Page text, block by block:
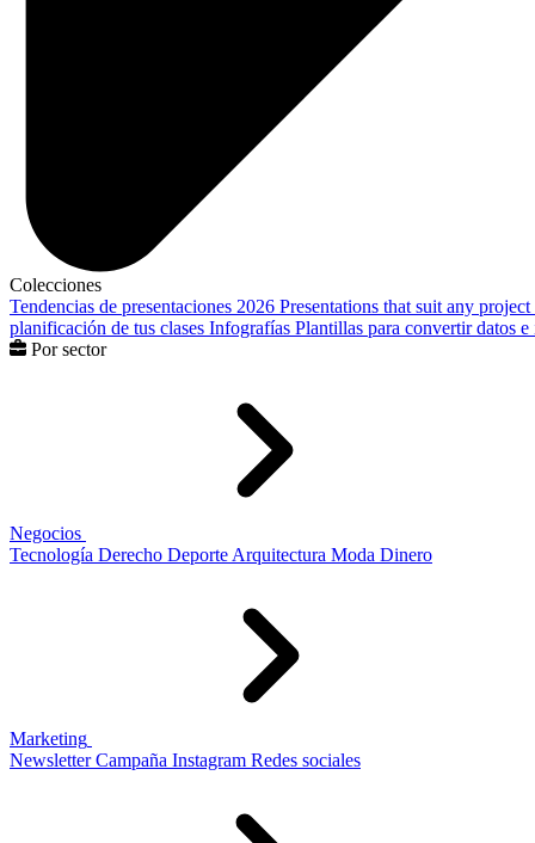
Colecciones
Tendencias de presentaciones 2026 Presentations that suit any project
planificación de tus clases Infografías Plantillas para convertir datos
Por sector
Negocios
Tecnología Derecho Deporte Arquitectura Moda Dinero
Marketing
Newsletter Campaña Instagram Redes sociales